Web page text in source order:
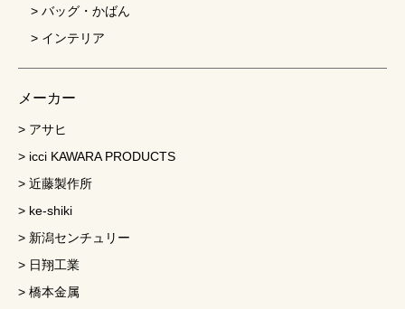
バッグ・かばん
インテリア
メーカー
アサヒ
icci KAWARA PRODUCTS
近藤製作所
ke-shiki
新潟センチュリー
日翔工業
橋本金属